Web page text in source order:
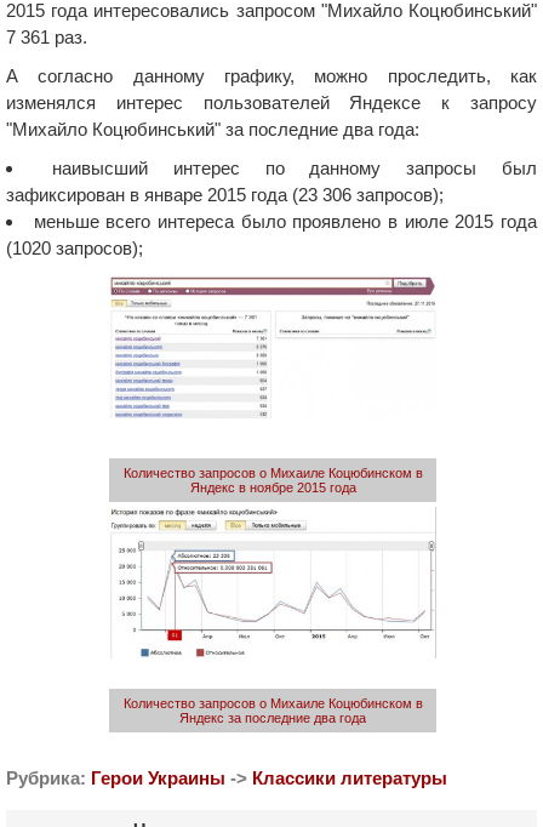
2015 года интересовались запросом "Михайло Коцюбинський"
7 361 раз.
А согласно данному графику, можно проследить, как
изменялся интерес пользователей Яндексе к запросу
"Михайло Коцюбинський" за последние два года:
наивысший интерес по данному запросы был
зафиксирован в январе 2015 года (23 306 запросов);
меньше всего интереса было проявлено в июле 2015 года
(1020 запросов);
Количество запросов о Михаиле Коцюбинском в
Яндекс в ноябре 2015 года
Количество запросов о Михаиле Коцюбинском в
Яндекс за последние два года
Рубрика: Герои Украины -> Классики литературы